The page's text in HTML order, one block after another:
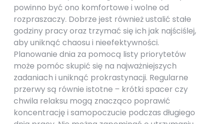
powinno być ono komfortowe i wolne od
rozpraszaczy. Dobrze jest również ustalić stałe
godziny pracy oraz trzymać się ich jak najściślej,
aby uniknąć chaosu i nieefektywności.
Planowanie dnia za pomocą listy priorytetów
może pomóc skupić się na najważniejszych
zadaniach i uniknąć prokrastynacji. Regularne
przerwy są równie istotne – krótki spacer czy
chwila relaksu mogą znacząco poprawić
koncentrację i samopoczucie podczas długiego